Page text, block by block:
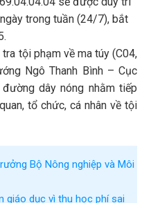
trong tuần (24/7), bắt
tội phạm về ma túy (C04,
Ngô Thanh Bình – Cục
dây nóng nhằm tiếp
tổ chức, cá nhân về tội
Bộ Nông nghiệp và Môi
giáo dục vì thu học phí sai